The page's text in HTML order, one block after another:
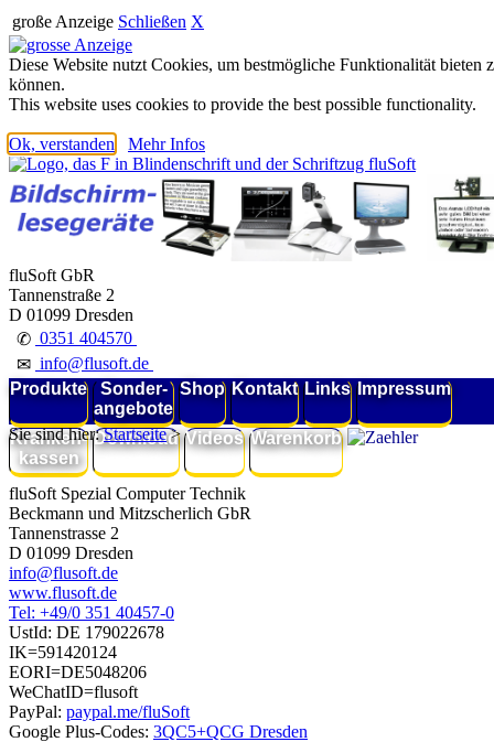
große Anzeige Schließen X
Diese Website nutzt Cookies, um bestmögliche Funktionalität bieten
können.
This website uses cookies to provide the best possible functionality.
Ok, verstanden Mehr Infos
fluSoft GbR
Tannenstraße 2
D 01099 Dresden
✆ 0351 404570
✉ info@flusoft.de
Produkte
Sonder-
angebote
Shop Kontakt Links Impressum
Kranken-
kassen
Download Videos Warenkorb
Sie sind hier:Startseite>
fluSoft Spezial Computer Technik
Beckmann und Mitzscherlich GbR
Tannenstrasse 2
D 01099 Dresden
info@flusoft.de
www.flusoft.de
Tel: +49/0 351 40457-0
UstId: DE 179022678
IK=591420124
EORI=DE5048206
WeChatID=flusoft
PayPal: paypal.me/fluSoft
Google Plus-Codes: 3QC5+QCG Dresden